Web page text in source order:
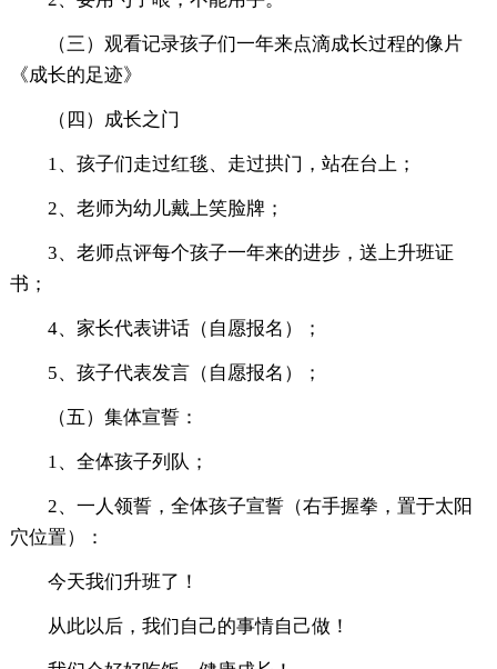
（三）观看记录孩子们一年来点滴成长过程的像片
《成长的足迹》
（四）成长之门
1、孩子们走过红毯、走过拱门，站在台上；
2、老师为幼儿戴上笑脸牌；
3、老师点评每个孩子一年来的进步，送上升班证
书；
4、家长代表讲话（自愿报名）；
5、孩子代表发言（自愿报名）；
（五）集体宣誓：
1、全体孩子列队；
2、一人领誓，全体孩子宣誓（右手握拳，置于太阳
穴位置）：
今天我们升班了！
从此以后，我们自己的事情自己做！